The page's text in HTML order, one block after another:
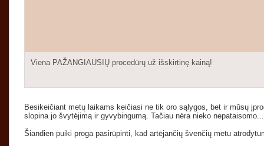
Viena PAŽANGIAUSIŲ procedūrų už išskirtinę kainą!
Besikeičiant metų laikams keičiasi ne tik oro sąlygos, bet ir mūsų
slopina jo švytėjimą ir gyvybingumą. Tačiau nėra nieko nepataisomo...
Šiandien puiki proga pasirūpinti, kad artėjančių švenčių metu